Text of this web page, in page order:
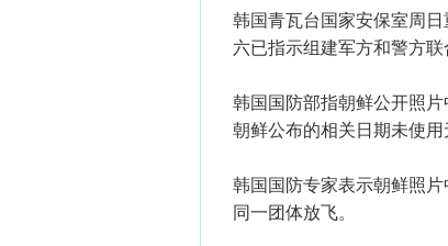
韩国青瓦台国家安保室周
六已指示组建军方和警方联
韩国国防部指朝鲜公开照
朝鲜公布的相关日期未使用
韩国国防专家表示朝鲜照
同一团体放飞。